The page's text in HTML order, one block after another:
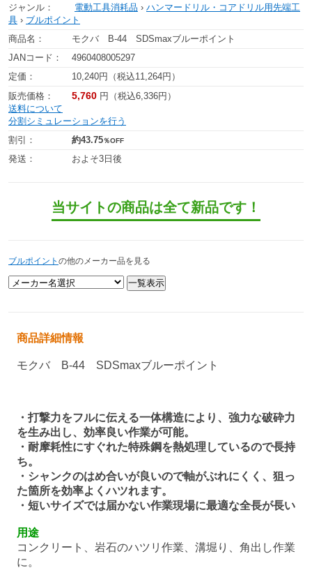
ジャンル：
電動工具消耗品 › ハンマードリル・コアドリル用先端工
具 › ブルポイント
商品名：
モクバ B-44 SDSmaxブルーポイント
JANコード：
4960408005297
定価：
10,240円（税込11,264円）
販売価格：
5,760 円（税込6,336円）
送料について
分割シミュレーションを行う
割引：
約43.75％OFF
発送： およそ3日後
当サイトの商品は全て新品です！
ブルポイント の他のメーカー品を見る
商品詳細情報
モクバ B-44 SDSmaxブルーポイント
・打撃力をフルに伝える一体構造により、強力な破砕力
を生み出し、効率良い作業が可能。
・耐摩耗性にすぐれた特殊鋼を熱処理しているので長持
ち。
・シャンクのはめ合いが良いので軸がぶれにくく、狙っ
た箇所を効率よくハツれます。
・短いサイズでは届かない作業現場に最適な全長が長い
用途
コンクリート、岩石のハツリ作業、溝堀り、角出し作業
に。